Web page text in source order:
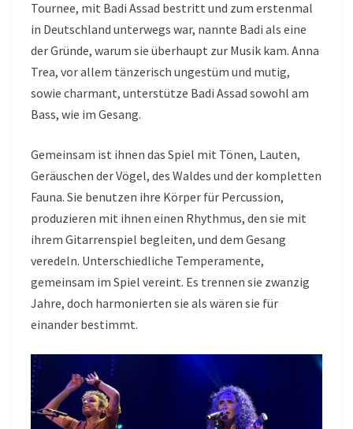
Tournee, mit Badi Assad bestritt und zum erstenmal
in Deutschland unterwegs war, nannte Badi als eine
der Gründe, warum sie überhaupt zur Musik kam. Anna
Trea, vor allem tänzerisch ungestüm und mutig,
sowie charmant, unterstütze Badi Assad sowohl am
Bass, wie im Gesang.
Gemeinsam ist ihnen das Spiel mit Tönen, Lauten,
Geräuschen der Vögel, des Waldes und der kompletten
Fauna. Sie benutzen ihre Körper für Percussion,
produzieren mit ihnen einen Rhythmus, den sie mit
ihrem Gitarrenspiel begleiten, und dem Gesang
veredeln. Unterschiedliche Temperamente,
gemeinsam im Spiel vereint. Es trennen sie zwanzig
Jahre, doch harmonierten sie als wären sie für
einander bestimmt.